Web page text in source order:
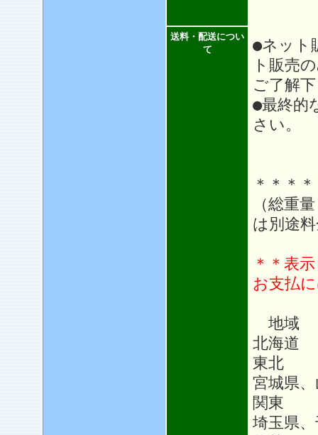
送料・配送につい
て
●ネット
ト販売
ご了解
●最終的
さい。
＊＊＊
（総重
は別途
＊＊表
お支払
地
北海
東北
宮城県
関東
埼玉県